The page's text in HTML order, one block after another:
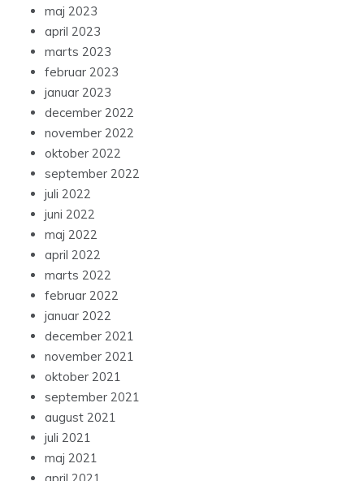
maj 2023
april 2023
marts 2023
februar 2023
januar 2023
december 2022
november 2022
oktober 2022
september 2022
juli 2022
juni 2022
maj 2022
april 2022
marts 2022
februar 2022
januar 2022
december 2021
november 2021
oktober 2021
september 2021
august 2021
juli 2021
maj 2021